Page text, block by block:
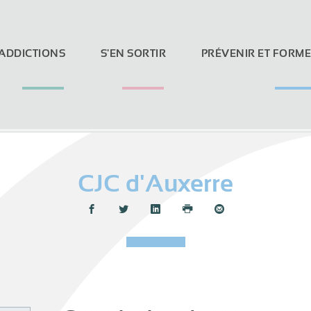
S'EN SORTIR PRÉVENIR ET
CJC d'Auxerre
Partager :